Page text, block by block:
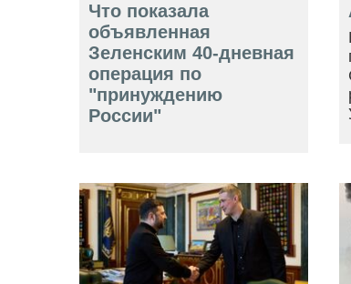
Что показала
объявленная
Зеленским 40-дневная
операция по
"принуждению
России"